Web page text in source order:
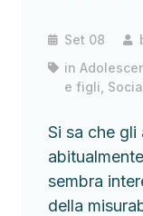
Set 08
in
e figli
Si sa che gli
sembra
della